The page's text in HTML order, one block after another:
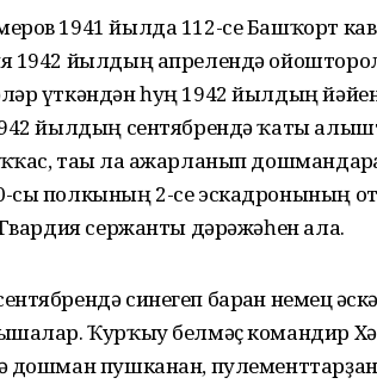
1941 йылда 112-се Башҡорт
1942 йылдың апрелендә
үткәндән һуң 1942 йылдың
йылдың сентябрендә ҡаты
тағы ла ажарланып
сы полкының 2-се эскадронының
Гвардия сержанты дәрәжәһен ала.
синегеп барған немец
Ҡурҡыу белмәҫ командир
дошман пушканан,